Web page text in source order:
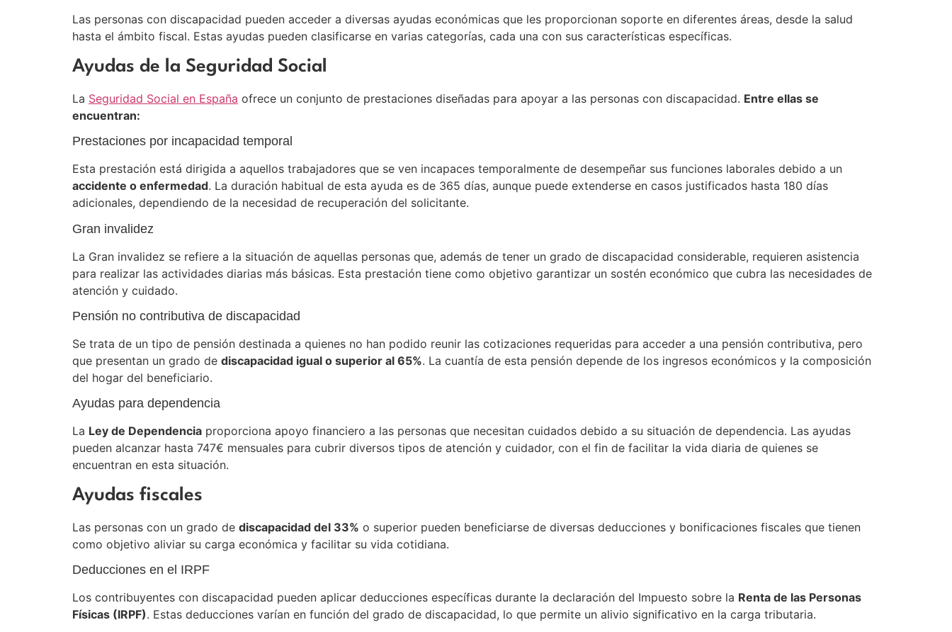
Las personas con discapacidad pueden acceder a diversas ayudas económicas que les proporcionan soporte en diferentes áreas, desde la salud
hasta el ámbito fiscal. Estas ayudas pueden clasificarse en varias categorías, cada una con sus características específicas.
Ayudas de la Seguridad Social
La Seguridad Social en España ofrece un conjunto de prestaciones diseñadas para apoyar a las personas con discapacidad. Entre ellas se
encuentran:
Prestaciones por incapacidad temporal
Esta prestación está dirigida a aquellos trabajadores que se ven incapaces temporalmente de desempeñar sus funciones laborales debido a un
accidente o enfermedad. La duración habitual de esta ayuda es de 365 días, aunque puede extenderse en casos justificados hasta 180 días
adicionales, dependiendo de la necesidad de recuperación del solicitante.
Gran invalidez
La Gran invalidez se refiere a la situación de aquellas personas que, además de tener un grado de discapacidad considerable, requieren asistencia
para realizar las actividades diarias más básicas. Esta prestación tiene como objetivo garantizar un sostén económico que cubra las necesidades de
atención y cuidado.
Pensión no contributiva de discapacidad
Se trata de un tipo de pensión destinada a quienes no han podido reunir las cotizaciones requeridas para acceder a una pensión contributiva, pero
que presentan un grado de discapacidad igual o superior al 65%. La cuantía de esta pensión depende de los ingresos económicos y la composición
del hogar del beneficiario.
Ayudas para dependencia
La Ley de Dependencia proporciona apoyo financiero a las personas que necesitan cuidados debido a su situación de dependencia. Las ayudas
pueden alcanzar hasta 747€ mensuales para cubrir diversos tipos de atención y cuidador, con el fin de facilitar la vida diaria de quienes se
encuentran en esta situación.
Ayudas fiscales
Las personas con un grado de discapacidad del 33% o superior pueden beneficiarse de diversas deducciones y bonificaciones fiscales que tienen
como objetivo aliviar su carga económica y facilitar su vida cotidiana.
Deducciones en el IRPF
Los contribuyentes con discapacidad pueden aplicar deducciones específicas durante la declaración del Impuesto sobre la Renta de las Personas
Físicas (IRPF). Estas deducciones varían en función del grado de discapacidad, lo que permite un alivio significativo en la carga tributaria.